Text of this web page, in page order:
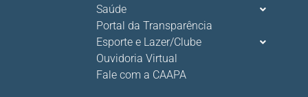
Saúde
Portal da Transparência
Esporte e Lazer/Clube
Ouvidoria Virtual
Fale com a CAAPA